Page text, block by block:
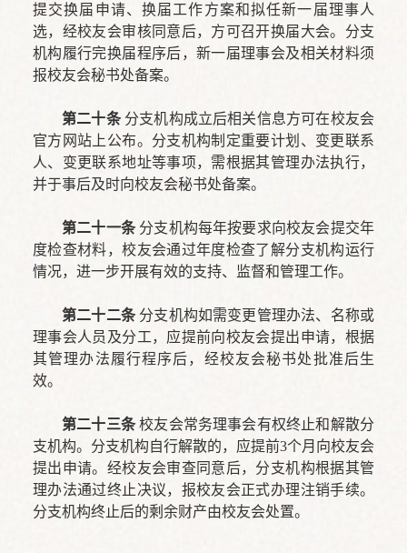
提交换届申请、换届工作方案和拟任新一届理事人
选，经校友会审核同意后，方可召开换届大会。分支
机构履行完换届程序后，新一届理事会及相关材料须
报校友会秘书处备案。
第二十条分支机构成立后相关信息方可在校友会
官方网站上公布。分支机构制定重要计划、变更联系
人、变更联系地址等事项，需根据其管理办法执行，
并于事后及时向校友会秘书处备案。
第二十一条分支机构每年按要求向校友会提交年
度检查材料，校友会通过年度检查了解分支机构运行
情况，进一步开展有效的支持、监督和管理工作。
第二十二条分支机构如需变更管理办法、名称或
理事会人员及分工，应提前向校友会提出申请，根据
其管理办法履行程序后，经校友会秘书处批准后生
效。
第二十三条校友会常务理事会有权终止和解散分
支机构。分支机构自行解散的，应提前3个月向校友会
提出申请。经校友会审查同意后，分支机构根据其管
理办法通过终止决议，报校友会正式办理注销手续。
分支机构终止后的剩余财产由校友会处置。